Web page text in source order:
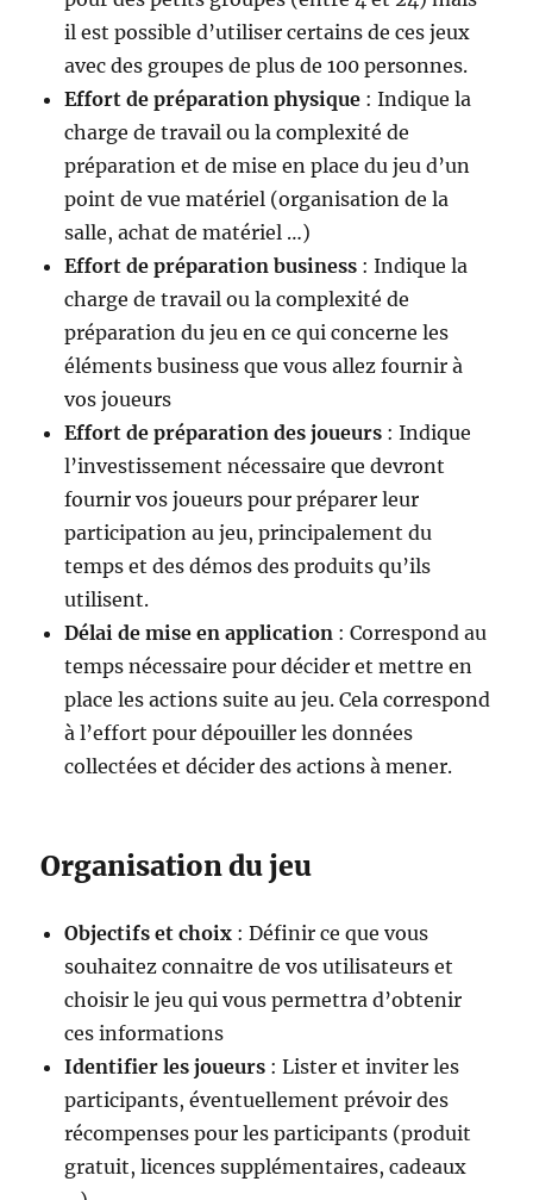
il est possible d’utiliser certains de ces jeux
avec des groupes de plus de 100 personnes.
Effort de préparation physique : Indique la
charge de travail ou la complexité de
préparation et de mise en place du jeu d’un
point de vue matériel (organisation de la
salle, achat de matériel …)
Effort de préparation business : Indique la
charge de travail ou la complexité de
préparation du jeu en ce qui concerne les
éléments business que vous allez fournir à
vos joueurs
Effort de préparation des joueurs : Indique
l’investissement nécessaire que devront
fournir vos joueurs pour préparer leur
participation au jeu, principalement du
temps et des démos des produits qu’ils
utilisent.
Délai de mise en application : Correspond au
temps nécessaire pour décider et mettre en
place les actions suite au jeu. Cela correspond
à l’effort pour dépouiller les données
collectées et décider des actions à mener.
Organisation du jeu
Objectifs et choix : Définir ce que vous
souhaitez connaitre de vos utilisateurs et
choisir le jeu qui vous permettra d’obtenir
ces informations
Identifier les joueurs : Lister et inviter les
participants, éventuellement prévoir des
récompenses pour les participants (produit
gratuit, licences supplémentaires, cadeaux